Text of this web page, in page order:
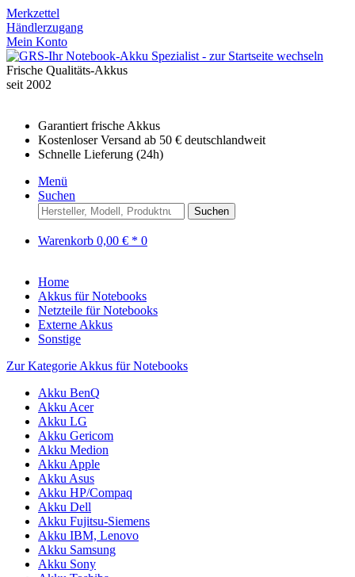
Merkzettel
Händlerzugang
Mein Konto
Frische Qualitäts-Akkus
seit 2002
Garantiert frische Akkus
Kostenloser Versand ab 50 € deutschlandweit
Schnelle Lieferung (24h)
Menü
Suchen
Suchen
Warenkorb 0,00 € * 0
Home
Akkus für Notebooks
Netzteile für Notebooks
Externe Akkus
Sonstige
Zur Kategorie Akkus für Notebooks
Akku BenQ
Akku Acer
Akku LG
Akku Gericom
Akku Medion
Akku Apple
Akku Asus
Akku HP/Compaq
Akku Dell
Akku Fujitsu-Siemens
Akku IBM, Lenovo
Akku Samsung
Akku Sony